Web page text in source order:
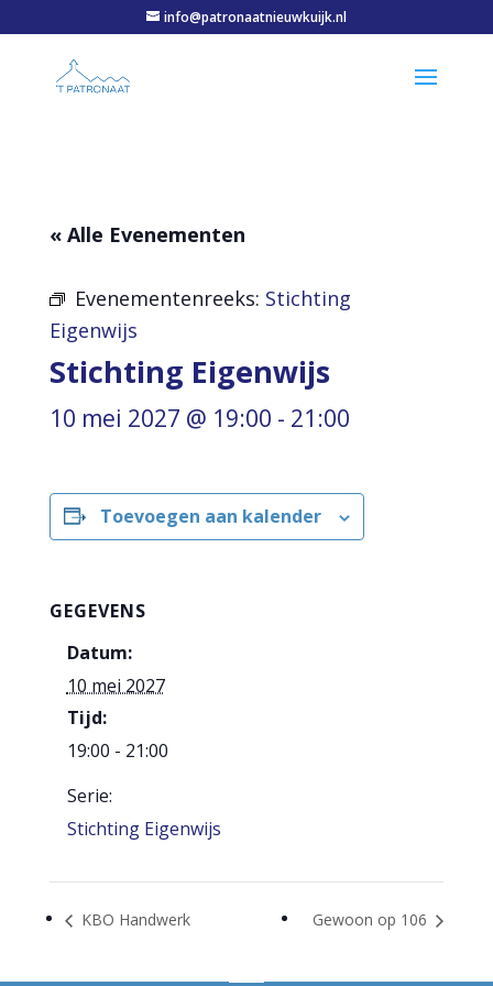
info@patronaatnieuwkuijk.nl
« Alle Evenementen
Evenementenreeks: Stichting
Eigenwijs
Stichting Eigenwijs
10 mei 2027 @ 19:00 - 21:00
Toevoegen aan kalender
GEGEVENS
Datum:
10 mei 2027
Tijd:
19:00 - 21:00
Serie:
Stichting Eigenwijs
KBO Handwerk Gewoon op 106